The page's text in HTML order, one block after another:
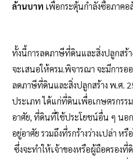
ล้านบาท เพื่อกระตุ้นกำลังซื้อภาคอ
ทั้งนี้การลดภาษีที่ดินและสิ่งปลูกสร้า
จะเสนอให้ครม.พิจารณา จะมีการอ
ลดภาษีที่ดินและสิ่งปลูกสร้าง พ.ศ.
ประเภท ได้แก่ที่ดินเพื่อเกษตรกร
อาศัย, ที่ดินที่ใช้ประโยชน์อื่น ๆ นอ
อยู่อาศัย รวมถึงที่รกร้างว่างเปล่า ห
ซึ่งจะทำให้เจ้าของหรือผู้ถือครองที่